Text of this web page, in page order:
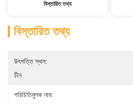
বিস্তারিত তথ্য
বিস্তারিত তথ্য
উৎপত্তি স্থল:
চীন
পরিচিতিমুলক নাম: